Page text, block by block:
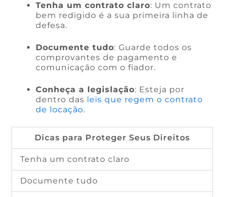
Tenha um contrato claro: Um contrato
bem redigido é a sua primeira linha de
defesa.
Documente tudo: Guarde todos os
comprovantes de pagamento e
comunicação com o fiador.
Conheça a legislação: Esteja por
dentro das leis que regem o contrato
de locação.
Dicas para Proteger Seus Direitos
Tenha um contrato claro
Documente tudo